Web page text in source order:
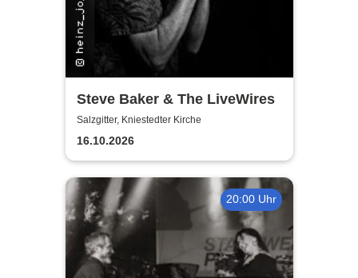
Steve Baker & The LiveWires
Salzgitter, Kniestedter Kirche
16.10.2026
20:00 Uhr